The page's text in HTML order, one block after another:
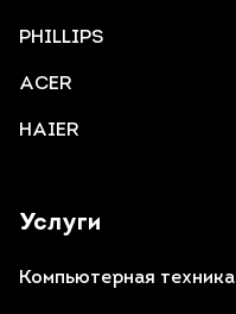
Услуги
Компьютерная техника
PHILLIPS
ACER
HAIER